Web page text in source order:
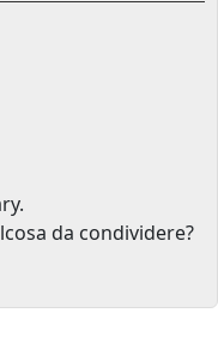
.
da condividere?